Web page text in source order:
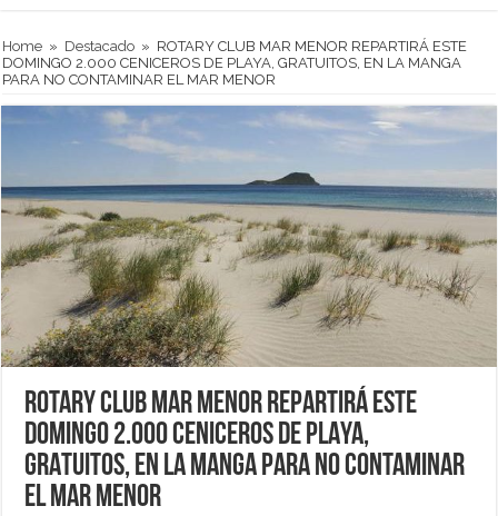
Home » Destacado » ROTARY CLUB MAR MENOR REPARTIRÁ ESTE
DOMINGO 2.000 CENICEROS DE PLAYA, GRATUITOS, EN LA MANGA
PARA NO CONTAMINAR EL MAR MENOR
ROTARY CLUB MAR MENOR REPARTIRÁ ESTE
DOMINGO 2.000 CENICEROS DE PLAYA,
GRATUITOS, EN LA MANGA PARA NO CONTAMINAR
EL MAR MENOR